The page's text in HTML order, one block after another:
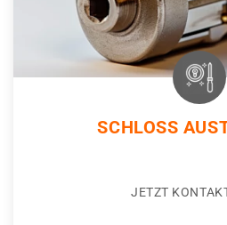
SCHLOSS
JETZT